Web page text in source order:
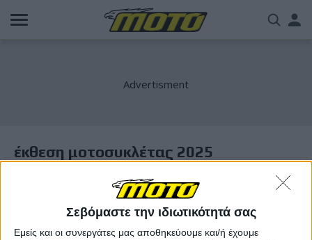
Σεβόμαστε την ιδιωτικότητά σας
Εμείς και οι συνεργάτες μας αποθηκεύουμε και/ή έχουμε
Παράκαμψη
προς
έκθεση μοτοσυκλέτας 2025